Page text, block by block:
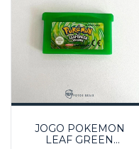
JOGO POKEMON
LEAF GREEN